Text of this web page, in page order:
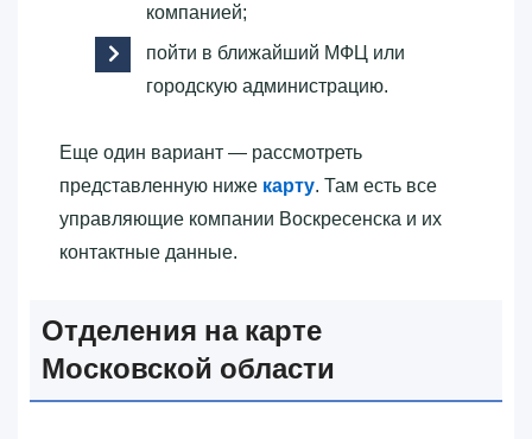
компанией;
пойти в ближайший МФЦ или
городскую администрацию.
Еще один вариант — рассмотреть
представленную ниже карту. Там есть все
управляющие компании Воскресенска и их
контактные данные.
Отделения на карте
Московской области